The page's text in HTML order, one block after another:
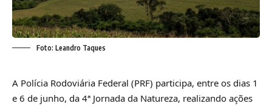
Foto: Leandro Taques
A Polícia Rodoviária Federal (PRF) participa, entre os dias 1
e 6 de junho, da 4ª Jornada da Natureza, realizando ações